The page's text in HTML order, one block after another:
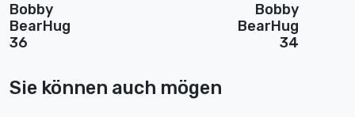
Bobby
BearHug
36
Bobby
BearHug
34
Sie können auch mögen